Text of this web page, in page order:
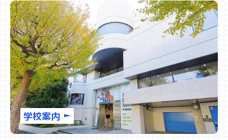
学校案内